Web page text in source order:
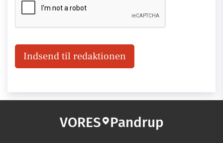
Indsend til redaktionen
VORES Pandrup